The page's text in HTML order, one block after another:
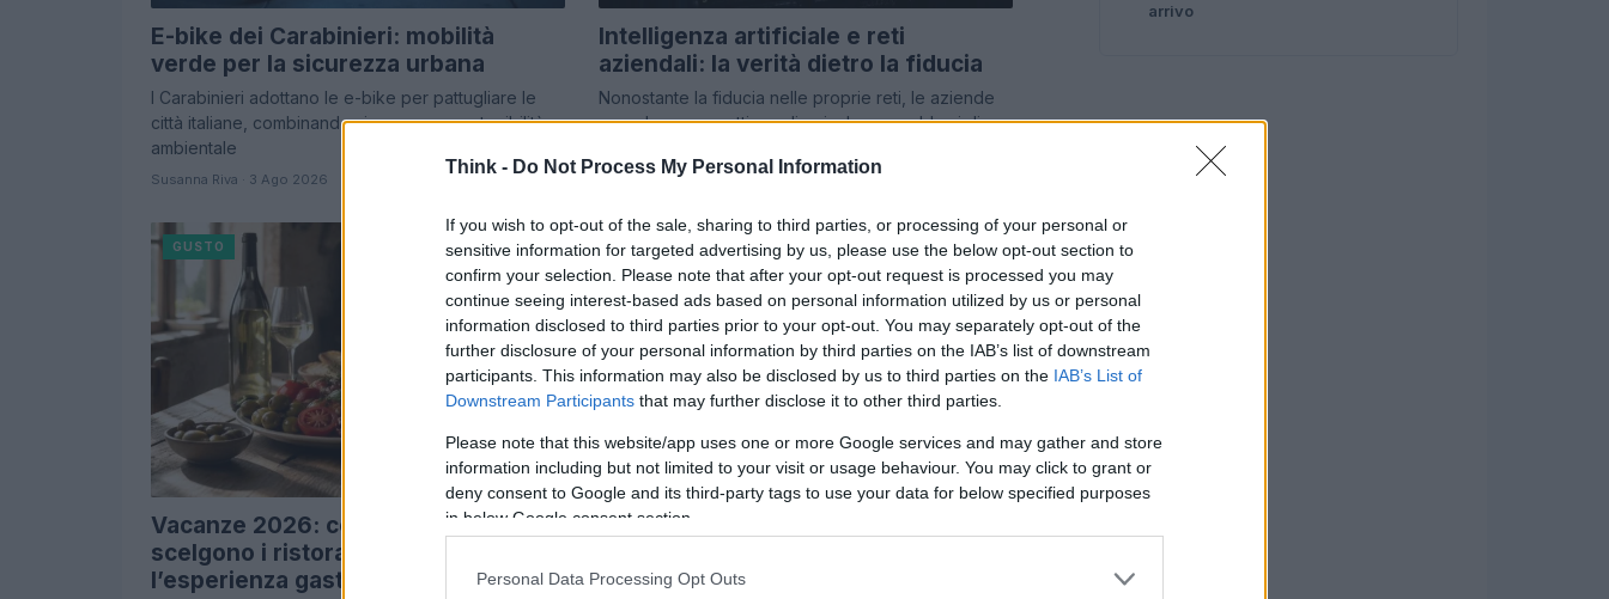
Think - Do Not Process My Personal Information
If you wish to opt-out of the sale, sharing to third parties, or processing of your personal or
sensitive information for targeted advertising by us, please use the below opt-out section to
confirm your selection. Please note that after your opt-out request is processed you may
continue seeing interest-based ads based on personal information utilized by us or personal
information disclosed to third parties prior to your opt-out. You may separately opt-out of the
further disclosure of your personal information by third parties on the IAB’s list of downstream
participants. This information may also be disclosed by us to third parties on the IAB’s List of
Downstream Participants that may further disclose it to other third parties.
Please note that this website/app uses one or more Google services and may gather and store
information including but not limited to your visit or usage behaviour. You may click to grant or
deny consent to Google and its third-party tags to use your data for below specified purposes
in below Google consent section.
Personal Data Processing Opt Outs
E-bike dei Carabinieri: mobilità
verde per la sicurezza urbana
I Carabinieri adottano le e-bike per pattugliare le
città italiane, combinando sicurezza e sostenibilità
ambientale
Susanna Riva · 3 Ago 2026
Intelligenza artificiale e reti
aziendali: la verità dietro la fiducia
Nonostante la fiducia nelle proprie reti, le aziende
spendono ore settimanali a risolvere problemi di
Susanna Riva · 1 Ago 2026
GUSTO
Vacanze 2026: come gli italiani
scelgono i ristoranti e vivono
l’esperienza gastronomica
MODA
Le ultime tendenze moda e lifestyle:
Dalla sfilata di Dior a Dublino alle nuove
arrivo